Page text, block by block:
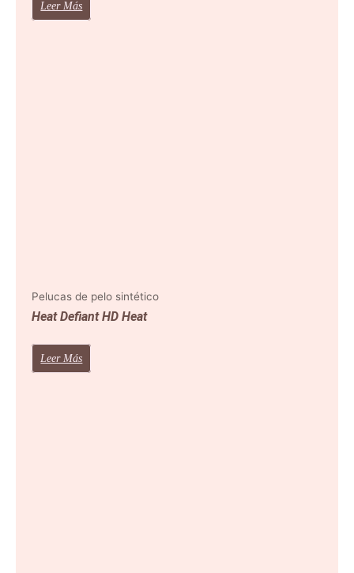
Leer Más
Pelucas de pelo sintético
Heat Defiant HD Heat
Leer Más